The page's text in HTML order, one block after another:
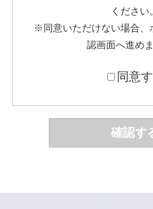
ください
※同意いただけない場合、
認画面へ進めま
同意